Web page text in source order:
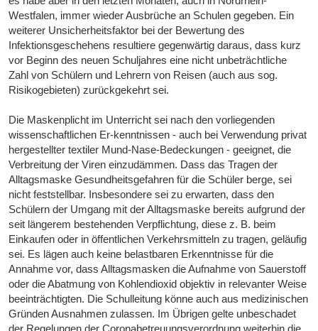
Westfalen, immer wieder Ausbrüche an Schulen gegeben. Ein
weiterer Unsicherheitsfaktor bei der Bewertung des
Infektionsgeschehens resultiere gegenwärtig daraus, dass kurz
vor Beginn des neuen Schuljahres eine nicht unbeträchtliche
Zahl von Schülern und Lehrern von Reisen (auch aus sog.
Risikogebieten) zurückgekehrt sei.
Die Maskenplicht im Unterricht sei nach den vorliegenden
wissenschaftlichen Er-kenntnissen - auch bei Verwendung privat
hergestellter textiler Mund-Nase-Bedeckungen - geeignet, die
Verbreitung der Viren einzudämmen. Dass das Tragen der
Alltagsmaske Gesundheitsgefahren für die Schüler berge, sei
nicht feststellbar. Insbesondere sei zu erwarten, dass den
Schülern der Umgang mit der Alltagsmaske bereits aufgrund der
seit längerem bestehenden Verpflichtung, diese z. B. beim
Einkaufen oder in öffentlichen Verkehrsmitteln zu tragen, geläufig
sei. Es lägen auch keine belastbaren Erkenntnisse für die
Annahme vor, dass Alltagsmasken die Aufnahme von Sauerstoff
oder die Abatmung von Kohlendioxid objektiv in relevanter Weise
beeinträchtigten. Die Schulleitung könne auch aus medizinischen
Gründen Ausnahmen zulassen. Im Übrigen gelte unbeschadet
der Regelungen der Coronabetreuungsverordnung weiterhin die